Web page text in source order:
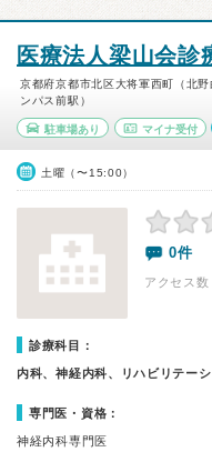
医療法人梁山会診
京都府京都市北区大将軍西町（北
ンパス前駅）
駐車場あり マイナ受付
土曜（〜15:00）
0件
アクセス
診療科目：
内科、神経内科、リハビリテー
専門医・資格：
神経内科専門医